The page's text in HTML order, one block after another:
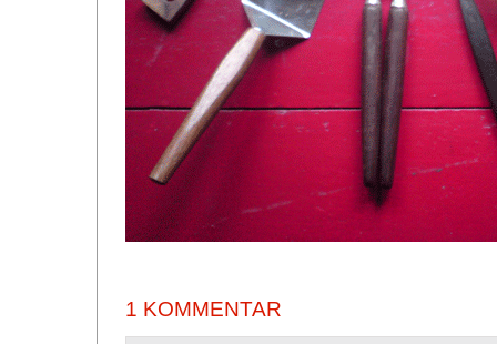
1 KOMMENTAR